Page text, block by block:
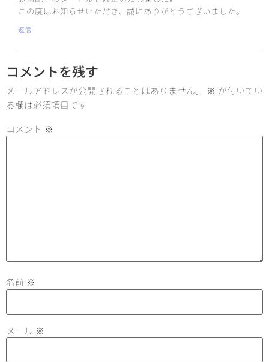
この度はお知らせいただき、誠にありがとうございました。
返信
コメントを残す
メールアドレスが公開されることはありません。 ※ が付いてい
る欄は必須項目です
コメント ※
名前 ※
メール ※